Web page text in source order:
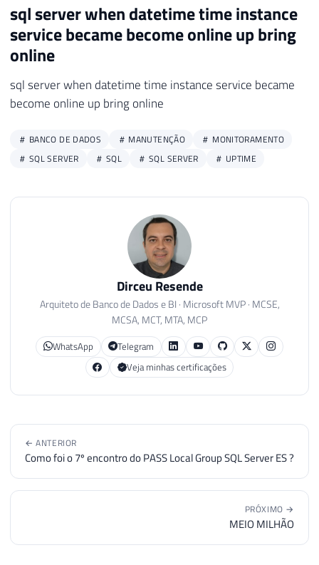
sql server when datetime time instance
service became become online up bring
online
sql server when datetime time instance service became
become online up bring online
BANCO DE DADOS MANUTENÇÃO
MONITORAMENTO
SQL SERVER
SQL SQL SERVER UPTIME
Dirceu Resende
Arquiteto de Banco de Dados e BI · Microsoft MVP · MCSE,
MCSA, MCT, MTA, MCP
WhatsApp
Telegram
Veja minhas certificações
← ANTERIOR
Como foi o 7º encontro do PASS Local Group SQL Server ES ?
PRÓXIMO →
MEIO MILHÃO